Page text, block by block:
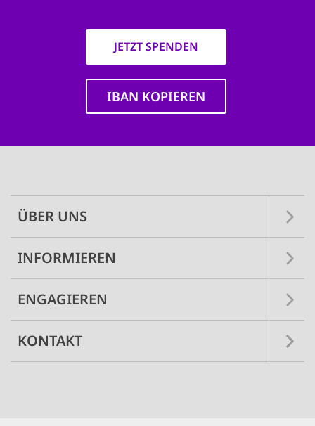
JETZT SPENDEN
IBAN KOPIEREN
ÜBER UNS
INFORMIEREN
ENGAGIEREN
KONTAKT